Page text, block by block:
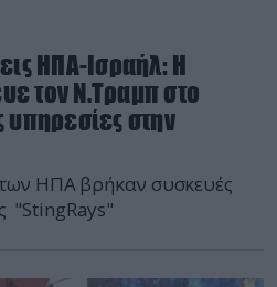
ΗΠΑ-Ισραήλ: Η
τον Ν.Τραμπ στο
στην
των ΗΠΑ βρήκαν συσκευές
"StingRays"